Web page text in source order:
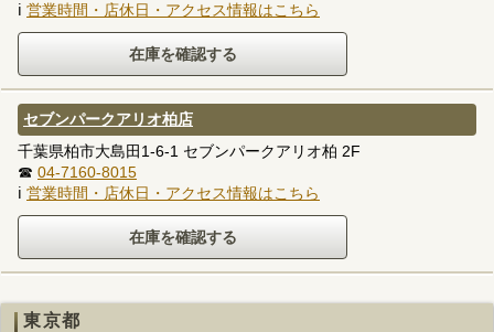
ℹ 営業時間・店休日・アクセス情報はこちら
セブンパークアリオ柏店
千葉県柏市大島田1-6-1 セブンパークアリオ柏 2F
☎ 04-7160-8015
ℹ 営業時間・店休日・アクセス情報はこちら
東京都